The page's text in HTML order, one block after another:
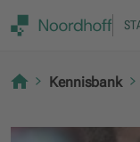
Kennisbank